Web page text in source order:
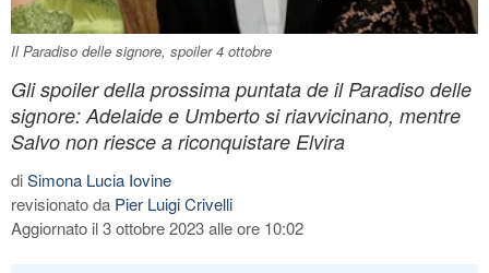
Il Paradiso delle signore, spoiler 4 ottobre
Gli spoiler della prossima puntata de il Paradiso delle
signore: Adelaide e Umberto si riavvicinano, mentre
Salvo non riesce a riconquistare Elvira
diSimona Lucia Iovine
revisionato da Pier Luigi Crivelli
Aggiornato il 3 ottobre 2023 alle ore 10:02